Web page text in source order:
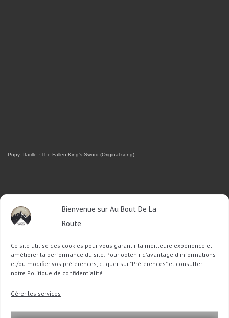
Bienvenue sur Au Bout De La
Route
Ce site utilise des cookies pour vous garantir la meilleure expérience et
améliorer la performance du site. Pour obtenir d'avantage d'informations
et/ou modifier vos préférences, cliquer sur "Préférences" et consulter
notre Politique de confidentialité.
Gérer les services
Popy_Itarillë · The Fallen King's Sword (Original song)
RETROUVEZ-MOI SUR FACEBOOK
OU SUR TWITTER
Follow @Sophie_ABDLRTweet to @Sophie_ABDLR